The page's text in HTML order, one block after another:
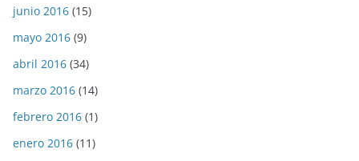
junio 2016 (15)
mayo 2016 (9)
abril 2016 (34)
marzo 2016 (14)
febrero 2016 (1)
enero 2016 (11)